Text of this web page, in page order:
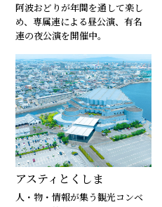
阿波おどりが年間を通して楽し
め、専属連による昼公演、有名
連の夜公演を開催中。
アスティとくしま
人・物・情報が集う観光コンベ